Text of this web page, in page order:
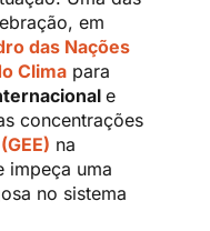
em
das Nações
Clima para
e
concentrações
na
impeça uma
no sistema